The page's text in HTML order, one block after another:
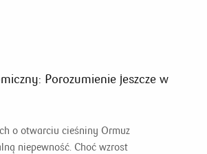
Porozumienie jeszcze w
o otwarciu cieśniny Ormuz
niepewność. Choć wzrost